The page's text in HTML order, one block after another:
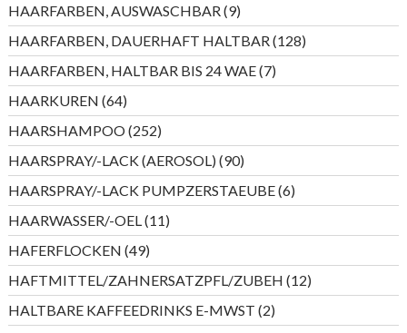
HAARFARBEN, AUSWASCHBAR 99
Produkte
HAARFARBEN, DAUERHAFT HALTBAR 128128
Produkte
HAARFARBEN, HALTBAR BIS 24 WAE 77
Produkte
HAARKUREN 6464
Produkte
HAARSHAMPOO 252252
Produkte
HAARSPRAY/-LACK (AEROSOL) 9090
Produkte
HAARSPRAY/-LACK PUMPZERSTAEUBE 66
Produkte
HAARWASSER/-OEL 1111
Produkte
HAFERFLOCKEN 4949
Produkte
HAFTMITTEL/ZAHNERSATZPFL/ZUBEH 1212
Produkte
HALTBARE KAFFEEDRINKS E-MWST 22
Produkte